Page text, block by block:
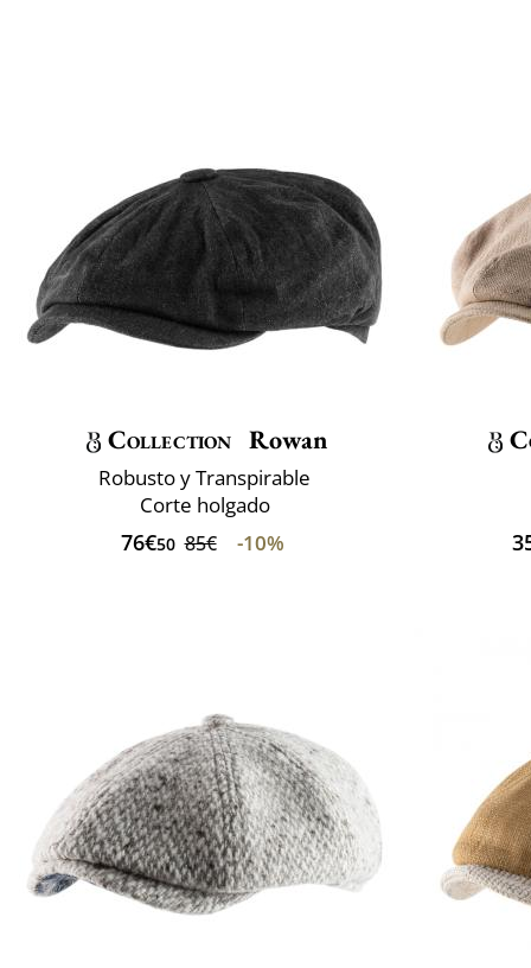
Collection Rowan
Robusto y Transpirable
Corte holgado
76€50 85€ -10%